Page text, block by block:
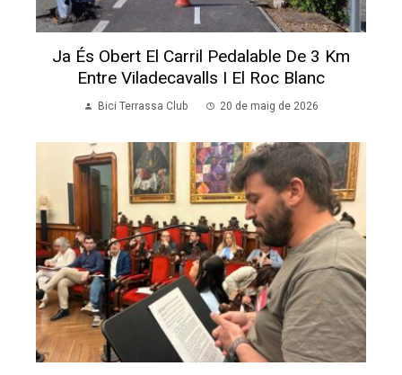
Ja És Obert El Carril Pedalable De 3 Km
Entre Viladecavalls I El Roc Blanc
Bici Terrassa Club 20 de maig de 2026